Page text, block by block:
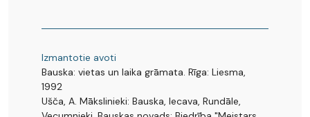
Izmantotie avoti
Bauska: vietas un laika grāmata. Rīga: Liesma,
1992
Ušča, A. Mākslinieki: Bauska, Iecava, Rundāle,